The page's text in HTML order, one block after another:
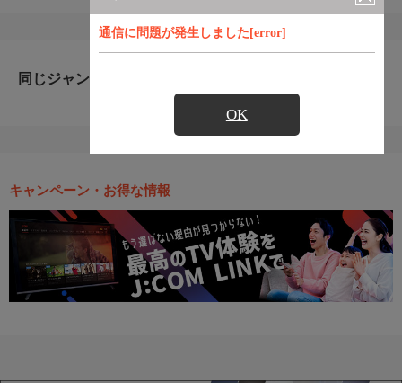
通信に問題が発生しました[error]
OK
同じジャンルのおすすめ番組
キャンペーン・お得な情報